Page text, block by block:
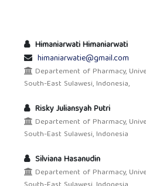
Himaniarwati Himaniarwati
himaniarwatie@gmail.com
Departement of Pharmacy,
South-East Sulawesi, Indonesia,
Risky Juliansyah Putri
Departement of Pharmacy,
South-East Sulawesi, Indonesia
Silviana Hasanudin
Departement of Pharmacy,